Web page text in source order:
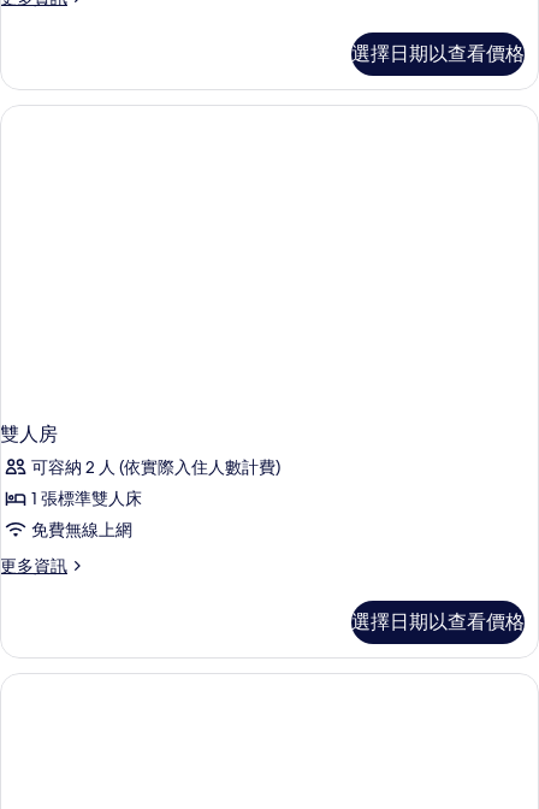
房
的
詳
選擇日期以查看價格
雙人房
可容納 2 人 (依實際入住人數計費)
1 張標準雙人床
免費無線上網
更多資訊
更
房
的
詳
選擇日期以查看價格